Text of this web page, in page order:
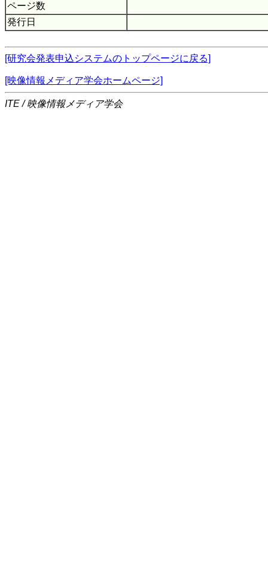
ページ数
発行日
[研究会発表申込システムのトップページに戻る]
[映像情報メディア学会ホームページ]
ITE / 映像情報メディア学会